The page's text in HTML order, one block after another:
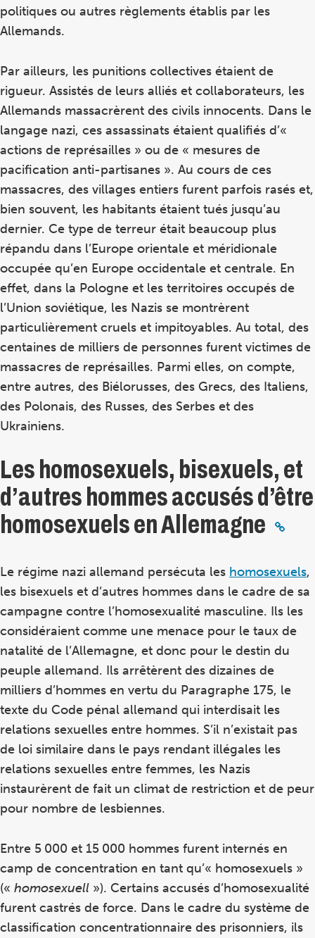
politiques ou autres règlements établis par les
Allemands.
Par ailleurs, les punitions collectives étaient de
rigueur. Assistés de leurs alliés et collaborateurs, les
Allemands massacrèrent des civils innocents. Dans le
langage nazi, ces assassinats étaient qualifiés d’«
actions de représailles » ou de « mesures de
pacification anti-partisanes ». Au cours de ces
massacres, des villages entiers furent parfois rasés et,
bien souvent, les habitants étaient tués jusqu’au
dernier. Ce type de terreur était beaucoup plus
répandu dans l’Europe orientale et méridionale
occupée qu’en Europe occidentale et centrale. En
effet, dans la Pologne et les territoires occupés de
l’Union soviétique, les Nazis se montrèrent
particulièrement cruels et impitoyables. Au total, des
centaines de milliers de personnes furent victimes de
massacres de représailles. Parmi elles, on compte,
entre autres, des Biélorusses, des Grecs, des Italiens,
des Polonais, des Russes, des Serbes et des
Ukrainiens.
Les homosexuels, bisexuels, et
d’autres hommes accusés d’être
homosexuels en Allemagne
Le régime nazi allemand persécuta les homosexuels,
les bisexuels et d’autres hommes dans le cadre de sa
campagne contre l’homosexualité masculine. Ils les
considéraient comme une menace pour le taux de
natalité de l’Allemagne, et donc pour le destin du
peuple allemand. Ils arrêtèrent des dizaines de
milliers d’hommes en vertu du Paragraphe 175, le
texte du Code pénal allemand qui interdisait les
relations sexuelles entre hommes. S’il n’existait pas
de loi similaire dans le pays rendant illégales les
relations sexuelles entre femmes, les Nazis
instaurèrent de fait un climat de restriction et de peur
pour nombre de lesbiennes.
Entre 5 000 et 15 000 hommes furent internés en
camp de concentration en tant qu’« homosexuels »
(« homosexuell »). Certains accusés d’homosexualité
furent castrés de force. Dans le cadre du système de
classification concentrationnaire des prisonniers, ils